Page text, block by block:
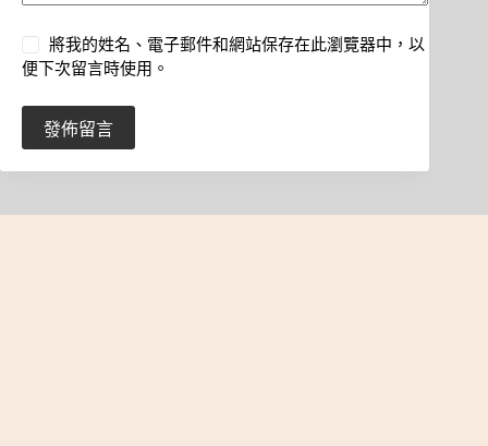
將我的姓名、電子郵件和網站保存在此瀏覽器中，以
便下次留言時使用。
發佈留言